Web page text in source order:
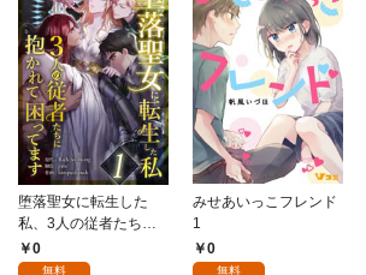
堕落聖女に転生した
私、3人の従者たちに
抱かれて困ってます 第
1話
0
無料
みせあいっこフレンド
1
0
無料